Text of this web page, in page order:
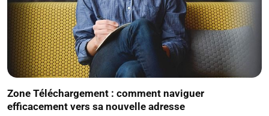
Zone Téléchargement : comment naviguer
efficacement vers sa nouvelle adresse